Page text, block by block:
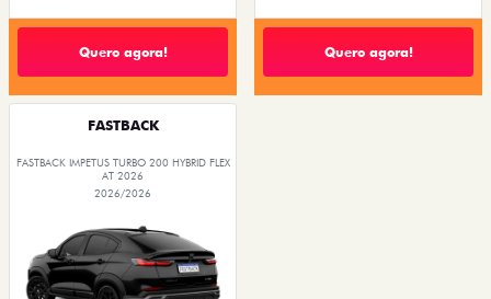
Quero agora! Quero agora!
FASTBACK
FASTBACK IMPETUS TURBO 200 HYBRID FLEX
AT 2026
2026/2026